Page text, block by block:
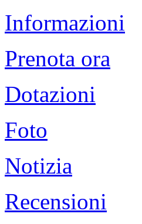
Informazioni
Prenota ora
Dotazioni
Foto
Notizia
Recensioni